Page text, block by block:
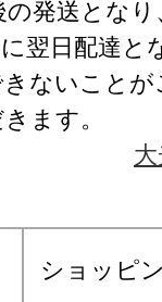
発送となり
翌日配達と
ないこと
ます。
ショッピ